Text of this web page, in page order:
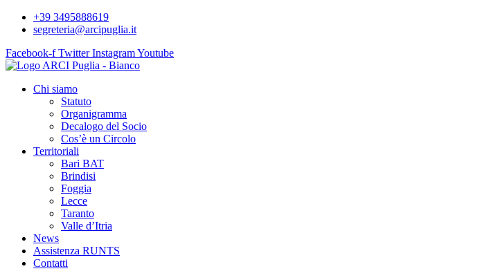
+39 3495888619
segreteria@arcipuglia.it
Facebook-f Twitter InstagramYoutube
Chi siamo
Statuto
Organigramma
Decalogo del Socio
Cos’è un Circolo
Territoriali
Bari BAT
Brindisi
Foggia
Lecce
Taranto
Valle d’Itria
News
Assistenza RUNTS
Contatti